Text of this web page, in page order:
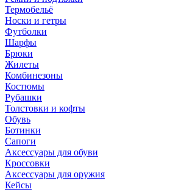
Термобельё
Носки и гетры
Футболки
Шарфы
Брюки
Жилеты
Комбинезоны
Костюмы
Рубашки
Толстовки и кофты
Обувь
Ботинки
Сапоги
Аксессуары для обуви
Кроссовки
Аксессуары для оружия
Кейсы